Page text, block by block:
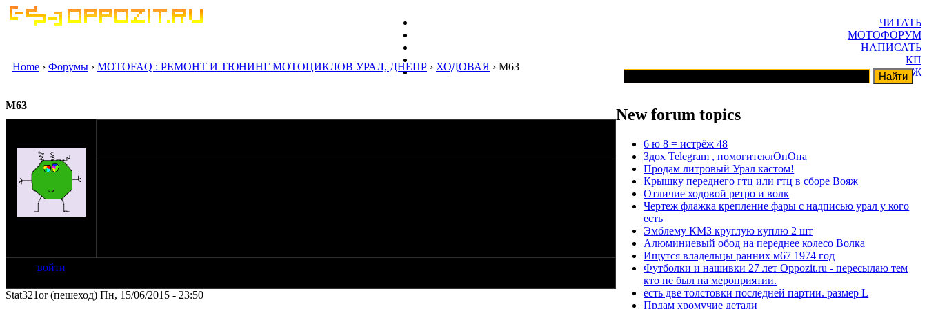
ЧИТАТЬ
МОТОФОРУМ
НАПИСАТЬ
КП
ГАРАЖ
Home › Форумы › MOTOFAQ : РЕМОНТ И ТЮНИНГ МОТОЦИКЛОВ УРАЛ, ДНЕПР › ХОДОВАЯ › М63
М63
войти
Stat321or (пешеход) Пн, 15/06/2015 - 23:50
New forum topics
6 ю 8 = истрёж 48
Здох Telegram , помогитеклОпОна
Продам литровый Урал кастом!
Крышку переднего гтц или гтц в сборе Вояж
Отличие ходовой ретро и волк
Чертеж флажка крепление фары с надписью урал у кого
есть
Эмблему КМЗ круглую куплю 2 шт
Алюминиевый обод на переднее колесо Волка
Ищутся владельцы ранних м67 1974 год
Футболки и нашивки 27 лет Oppozit.ru - пересылаю тем
кто не был на мероприятии.
есть две толстовки последней партии. размер L
Прдам хромучие детали